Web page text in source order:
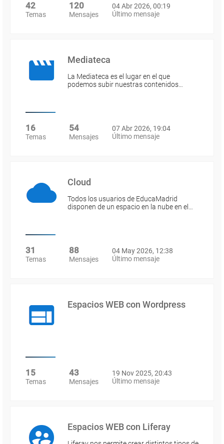
42
Temas
120
Mensajes
04 Abr 2026, 00:19
Último mensaje
Mediateca
La Mediateca es el lugar en el que
podemos subir nuestras contenidos…
16
Temas
54
Mensajes
07 Abr 2026, 19:04
Último mensaje
Cloud
Todos los usuarios de EducaMadrid
disponen de un espacio en la nube en el…
31
Temas
88
Mensajes
04 May 2026, 12:38
Último mensaje
Espacios WEB con Wordpress
15
Temas
43
Mensajes
19 Nov 2025, 20:43
Último mensaje
Espacios WEB con Liferay